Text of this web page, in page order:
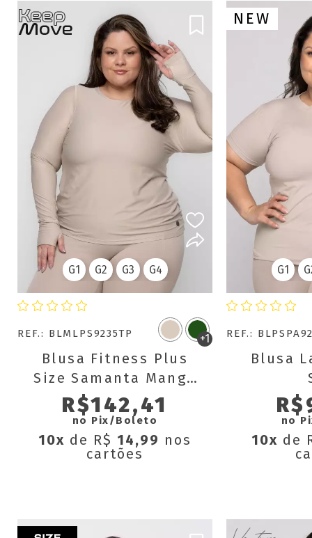
REF.: BLMLPS9235TP +1
Blusa Fitness Plus
Size Samanta Manga
Longa com Dedinho
R$142,41
no Pix/Boleto
10x de R$ 14,99 nos
cartões
G1 G2 G3 G4
NEW
REF.:
Blusa
no
10x de
G1